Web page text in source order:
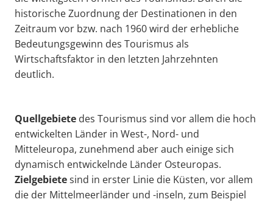
historische Zuordnung der Destinationen in den
Zeitraum vor bzw. nach 1960 wird der erhebliche
Bedeutungsgewinn des Tourismus als
Wirtschaftsfaktor in den letzten Jahrzehnten
deutlich.
Quellgebiete des Tourismus sind vor allem die hoch
entwickelten Länder in West-, Nord- und
Mitteleuropa, zunehmend aber auch einige sich
dynamisch entwickelnde Länder Osteuropas.
Zielgebietesind in erster Linie die Küsten, vor allem
die der Mittelmeerländer und -inseln, zum Beispiel